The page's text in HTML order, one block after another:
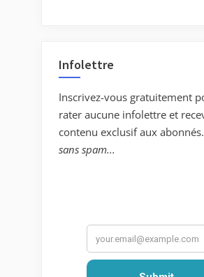
Infolettre
Inscrivez-vous gratuitement
rater aucune infolettre et
contenu exclusif aux abonnés.
sans spam...